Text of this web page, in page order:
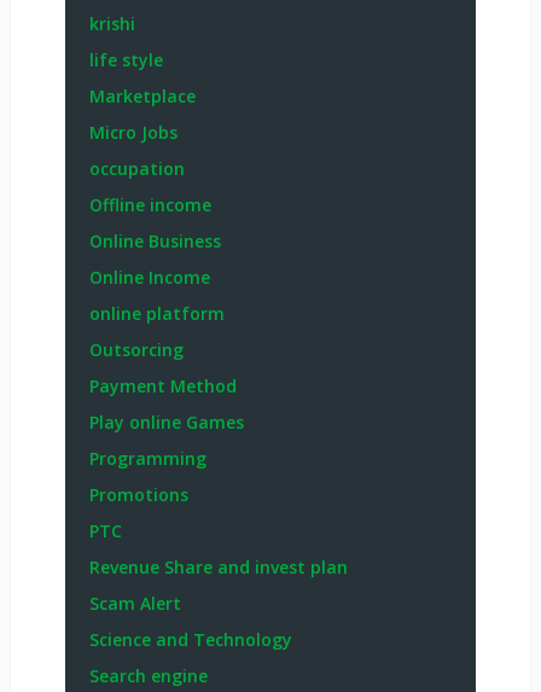
krishi
life style
Marketplace
Micro Jobs
occupation
Offline income
Online Business
Online Income
online platform
Outsorcing
Payment Method
Play online Games
Programming
Promotions
PTC
Revenue Share and invest plan
Scam Alert
Science and Technology
Search engine